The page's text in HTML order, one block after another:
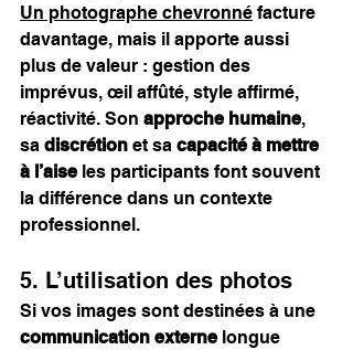
Un photographe chevronné facture
davantage, mais il apporte aussi
plus de valeur : gestion des
imprévus, œil affûté, style affirmé,
réactivité. Son approche humaine,
sa discrétion et sa capacité à mettre
à l’aise les participants font souvent
la différence dans un contexte
professionnel.
5. L’utilisation des photos
Si vos images sont destinées à une
communication externe longue